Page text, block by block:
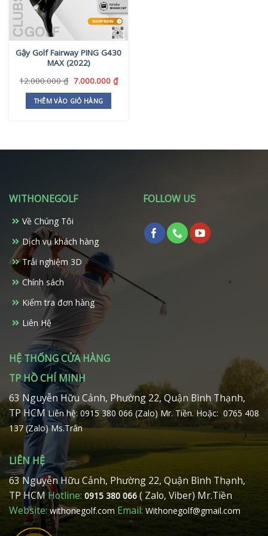
Gậy Golf Fairway PING G430
MAX (2022)
12.000.000₫ Giá
là:
12.000.000 ₫.
7.000.000 ₫Giá
THÊM VÀO GIỎ HÀNG
WITHONEGOLF
Về Chúng Tôi
Dịch vụ khách hàng
Trải nghiệm 3D
Chính sách
Kiểm tra đơn hàng
Liên Hệ
FOLLOW US
HỆ THỐNG CỬA HÀNG
TP HỒ CHÍ MINH
63 Nguyễn Hữu Cảnh, Phường 22, Quận Bình Thạnh,
TP HCMLiên hệ: 0915 380 066 (Zalo) Mr. Tiền. Hoặc: 0765 408
137 (Zalo) Ms.Trân
LIÊN HỆ
63 Nguyễn Hữu Cảnh, Phường 22, Quận Bình Thạnh,
TP HCMHotline: 0915 380 066 ( Zalo, Viber) Mr.Tiền
Website:withonegolf.com Email: Withonegolf@gmail.com